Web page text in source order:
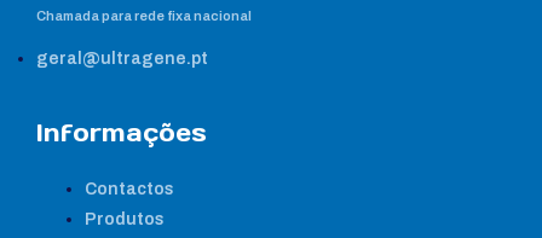
Chamada para rede fixa nacional
geral@ultragene.pt
Informações
Contactos
Produtos